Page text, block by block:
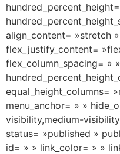
align_content= »stretch
flex_justify_content=
flex_column_spacing= » »
equal_height_columns=
menu_anchor= » »
visibility,medium-
status= »published »
id= » » link_color= » »